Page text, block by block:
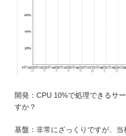
開発：CPU 10%で処理できるサ
すか？
基盤：非常にざっくりですが、